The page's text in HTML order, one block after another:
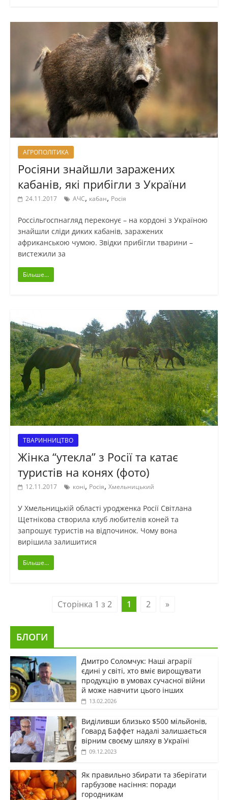
АГРОПОЛІТИКА
Росіяни знайшли заражених
кабанів, які прибігли з України
24.11.2017 АЧС, кабан, Росія
Россільгоспнагляд переконує – на кордоні з Україною
знайшли сліди диких кабанів, заражених
африканською чумою. Звідки прибігли тварини –
вистежили за
Більше...
ТВАРИННИЦТВО
Жінка “утекла” з Росії та катає
туристів на конях (фото)
12.11.2017 коні, Росія, Хмельницький
У Хмельницькій області уродженка Росії Світлана
Щетнікова створила клуб любителів коней та
запрошує туристів на відпочинок. Чому вона
вирішила залишитися
Більше...
Сторінка 1 з 2 1 2 »
БЛОГИ
Дмитро Соломчук: Наші аграрії
єдині у світі, хто вміє вирощувати
продукцію в умовах сучасної війни
й може навчити цього інших
13.02.2026
Виділивши близько $500 мільйонів,
Говард Баффет надалі залишається
вірним своєму шляху в Україні
09.12.2023
Як правильно збирати та зберігати
гарбузове насіння: поради
городникам